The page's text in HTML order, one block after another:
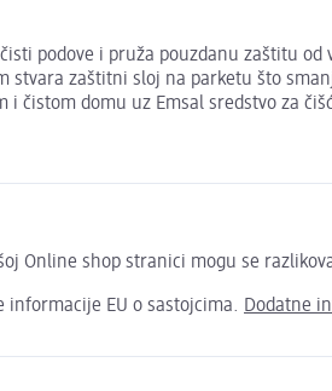
podove i pruža pouzdanu zaštitu
stvara zaštitni sloj na parketu što
čistom domu uz Emsal sredstvo za
Online shop stranici mogu se
informacije EU o sastojcima. Dodatne